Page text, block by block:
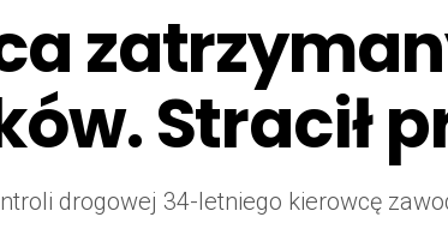
Stracił
drogowej 34-letniego kierowcę